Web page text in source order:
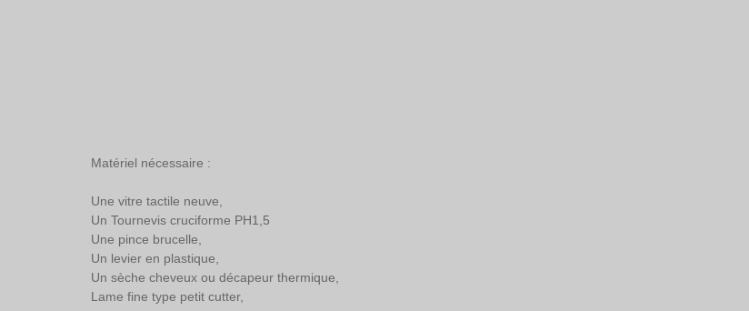
Matériel nécessaire :
Une vitre tactile neuve,
Un Tournevis cruciforme PH1,5
Une pince brucelle,
Un levier en plastique,
Un sèche cheveux ou décapeur thermique,
Lame fine type petit cutter,